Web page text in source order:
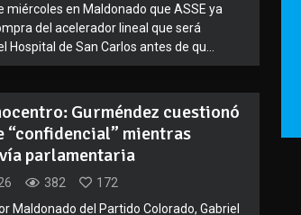
miércoles en Maldonado que ASSE ya
del acelerador lineal que será
Hospital de San Carlos antes de qu...
Gurméndez cuestionó
“confidencial” mientras
parlamentaria
382
172
Maldonado del Partido Colorado, Gabriel